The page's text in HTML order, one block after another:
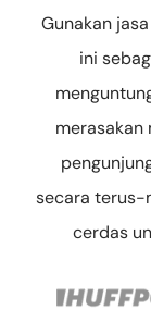
Gunakan
ini
merasakan
secara terus-
cerdas